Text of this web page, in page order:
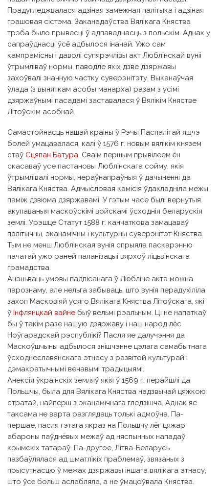
Прадугледжвалася адзіная замежная палітыка і адзіная
грашовая сістэма. Заканадаўства Вялікага Княства
трэба было прывесці ў адпаведнасць з польскім. Аднак у
сапраўднасці ўсё адбылося іначай. Ужо сам
кампрамісны і даволі супярэчлівы акт Люблінскай вуніі
ўтрымліваў нормы, паводле якіх дзве дзяржавы
захоўвалі значную частку суверэнітэту. Выканаўчая
ўлада (з выняткам асобы манарха) разам з усімі
дзяржаўнымі пасадамі заставалася ў Вялікім Княстве
Літоўскім асобнай.
Самастойнасць нашай краіны ў Рэчы Паспалітай яшчэ
болей умацавалася, калі ў 1576 г. новым вялікім князем
стаў Сцяпан Батура. Сваім першым прывілеем ён
скасаваў усе пастановы Люблінскага сойму, якія
ўтрымлівалі нормы, нераўнапраўныя ў дачыненні да
Вялікага Княства. Адмысловая камісія ўдакладніла межы
паміж дзвюма дзяржавамі. У гэтым часе былі вернутыя
акупаваныя маскоўскімі войскамі ўсходнія беларускія
землі. Урэшце Статут 1588 г. канчаткова замацаваў
палітычны, эканамічны і культурны суверэнітэт Княства.
Тым не менш Люблінская вунія спрыяла паскарэнню
пачатай ужо раней паланізацыі вярхоў ліцьвінскага
грамадства.
Ацэньваць умовы падпісанага ў Любліне акта можна
парознаму, але нельга забываць, што вунія перадухіліла
захоп Масковіяй усяго Вялікага Княства Літоўскага, які
ў Інфлянцкай вайне быў вельмі рэальным. Ці не напаткаў
бы ў такім разе нашую дзяржаву і наш народ лёс
Ноўгарадскай рэспублікі? Пасля яе далучэння да
Маскоўшчыны адбылося знішчэнне цэлага самабытнага
ўсходнеславянскага этнасу з развітой культурай і
дэмакратычнымі вечавымі традыцыямі.
Анексія ўкраінскіх земляў якія ў 1569 г. перайшлі да
Польшчы, была для Вялікага Княства надзвычай цяжкою
стратай, найперш з эканамічнага гледзішча. Аднак яе
таксама не варта разглядаць толькі адмоўна. Па-
першае, пасля гэтага якраз на Польшчу лёг цяжар
абароны паўднёвых межаў ад няспынных нападаў
крымскіх татараў. Па-другое, Літва-Беларусь
пазбаўлялася ад шматлікіх праблемаў, звязаных з
прысутнасцю ў межах дзяржавы іншага вялікага этнасу,
што ўсё больш аслабляла, а не ўмацоўвала Княства.